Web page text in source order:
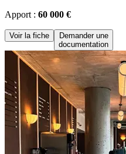
Apport : 60 000 €
Voir la fiche
Demander une
documentation